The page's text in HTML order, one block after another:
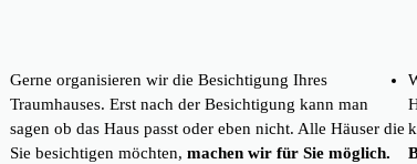
Gerne organisieren wir die Besichtigung Ihres
Traumhauses. Erst nach der Besichtigung kann man
sagen ob das Haus passt oder eben nicht. Alle Häuser die
Sie besichtigen möchten, machen wir für Sie möglich.